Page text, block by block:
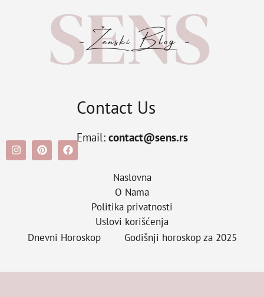
Contact Us
Email: contact@sens.rs
Naslovna
O Nama
Politika privatnosti
Uslovi korišćenja
Dnevni Horoskop
Godišnji horoskop za 2025